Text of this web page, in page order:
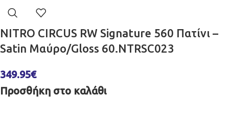
NITRO CIRCUS RW Signature 560 Πατίνι –
Satin Μαύρο/Gloss 60.NTRSC023
349.95€
Προσθήκη στο καλάθι